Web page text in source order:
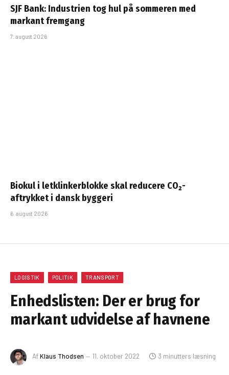
SJF Bank: Industrien tog hul på sommeren med
markant fremgang
7. august 2026
Biokul i letklinkerblokke skal reducere CO₂-
aftrykket i dansk byggeri
6. august 2026
LOGISTIK POLITIK TRANSPORT
Enhedslisten: Der er brug for
markant udvidelse af havnene
AfKlaus Thodsen 11. oktober 2022 3 minutters læsning